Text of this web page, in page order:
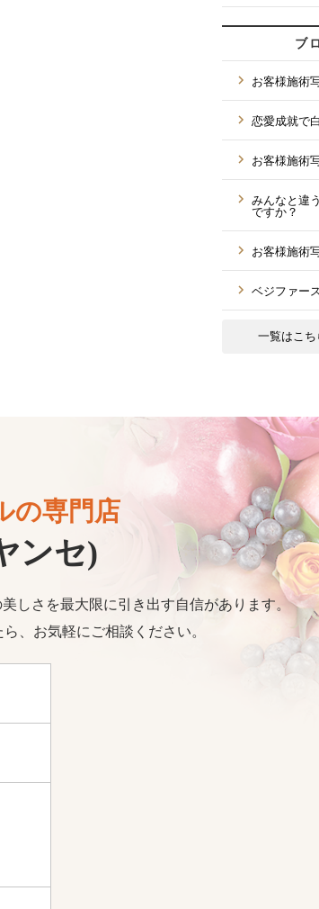
ブ
お客様施術
恋愛成就で
お客様施術
みんなと違
ですか？
お客様施術
ベジファー
一覧はこち
の専門店
ンセ)
しさを最大限に引き出す自信があります。
、お気軽にご相談ください。